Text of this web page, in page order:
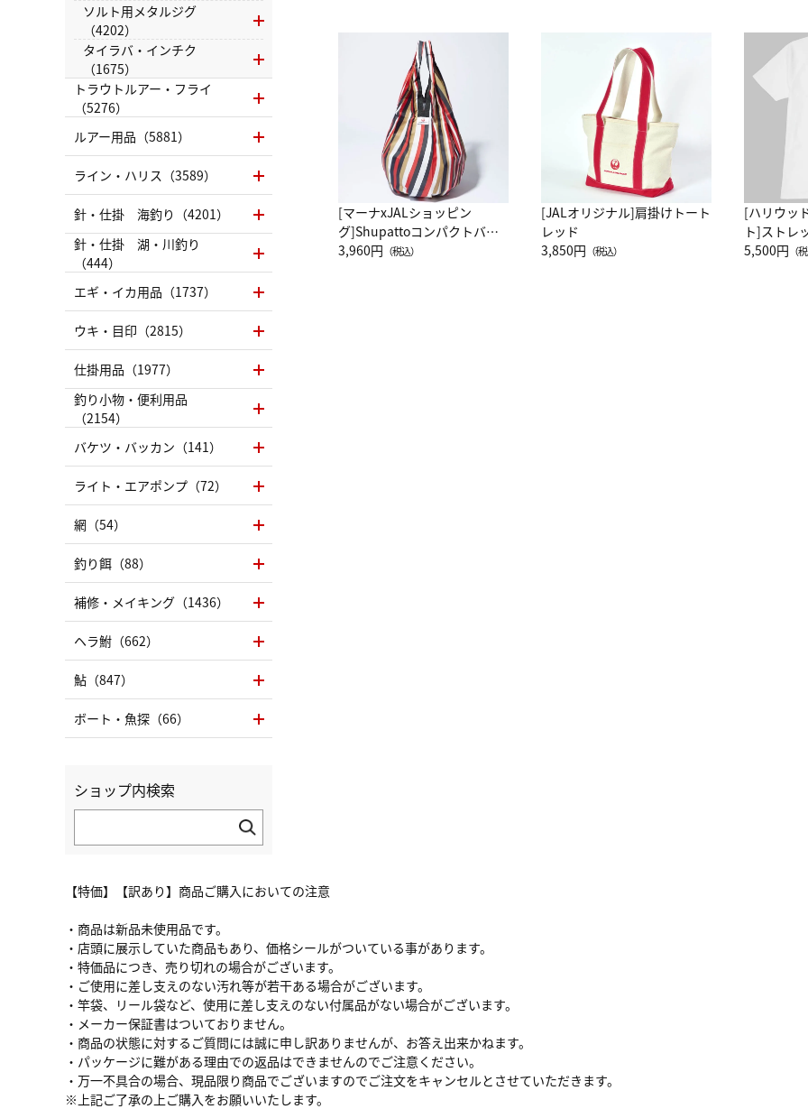
[マーナxJALショッピン
グ]Shupattoコンパクトバッ
グ Drop JAL客室乗務員
3,960円 （税込）
[JALオリジナル]肩掛けトート
レッド
3,850円 （税込）
[ハリウッ
ト]ストレ
ーネック
5,500円 （
【特価】【訳あり】商品ご購入においての注意
・商品は新品未使用品です。
・店頭に展示していた商品もあり、価格シールがついている事があります。
・特価品につき、売り切れの場合がございます。
・ご使用に差し支えのない汚れ等が若干ある場合がございます。
・竿袋、リール袋など、使用に差し支えのない付属品がない場合がございます。
・メーカー保証書はついておりません。
・商品の状態に対するご質問には誠に申し訳ありませんが、お答え出来かねます。
・パッケージに難がある理由での返品はできませんのでご注意ください。
・万一不具合の場合、現品限り商品でございますのでご注文をキャンセルとさせていただきます。
※上記ご了承の上ご購入をお願いいたします。
ソルト用メタルジグ
（4202）
タイラバ・インチク
（1675）
トラウトルアー・フライ
（5276）
ルアー用品（5881）
ライン・ハリス（3589）
針・仕掛 海釣り（4201）
針・仕掛 湖・川釣り
（444）
エギ・イカ用品（1737）
ウキ・目印（2815）
仕掛用品（1977）
釣り小物・便利用品
（2154）
バケツ・バッカン（141）
ライト・エアポンプ（72）
網（54）
釣り餌（88）
補修・メイキング（1436）
ヘラ鮒（662）
鮎（847）
ボート・魚探（66）
ショップ内検索